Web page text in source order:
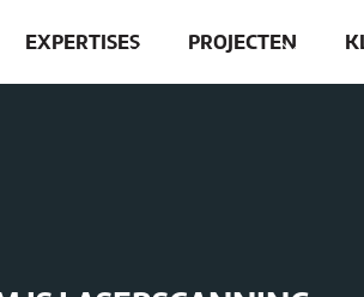
EXPERTISES PROJECTEN